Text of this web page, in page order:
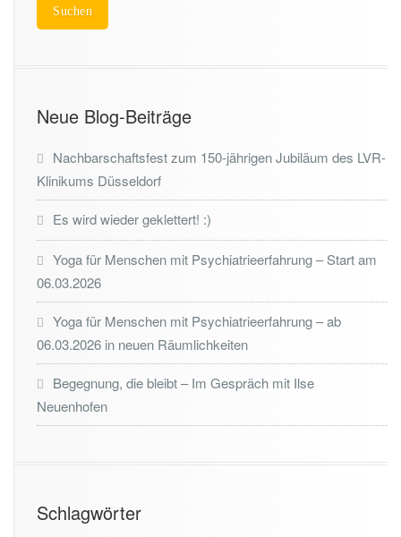
Neue Blog-Beiträge
Nachbarschaftsfest zum 150-jährigen Jubiläum des LVR-
Klinikums Düsseldorf
Es wird wieder geklettert! :)
Yoga für Menschen mit Psychiatrieerfahrung – Start am
06.03.2026
Yoga für Menschen mit Psychiatrieerfahrung – ab
06.03.2026 in neuen Räumlichkeiten
Begegnung, die bleibt – Im Gespräch mit Ilse
Neuenhofen
Schlagwörter